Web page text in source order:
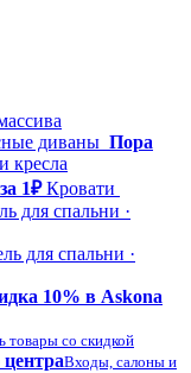
диваны Пора
кресла
1₽ Кровати
для спальни ·
для спальни ·
10% в Askona
товары со скидкой
Входы, салоны и